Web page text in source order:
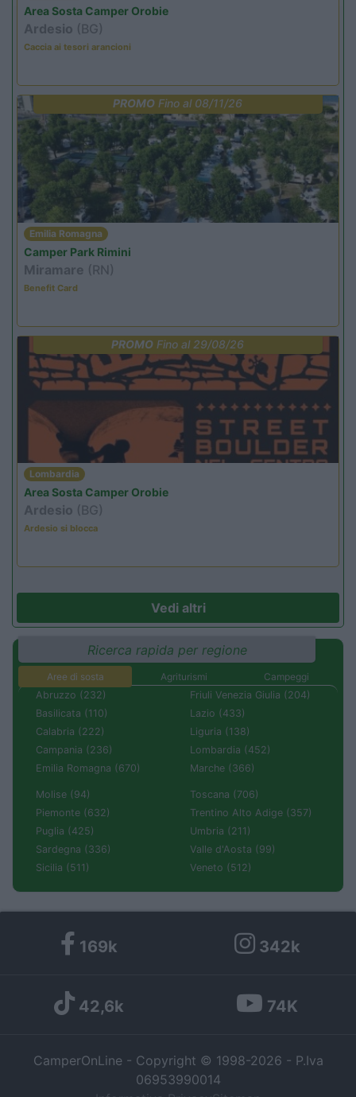
Area Sosta Camper Orobie
Ardesio (BG)
Caccia ai tesori arancioni
PROMO Fino al 08/11/26
Emilia Romagna
Camper Park Rimini
Miramare (RN)
Benefit Card
PROMO Fino al 29/08/26
Lombardia
Area Sosta Camper Orobie
Ardesio (BG)
Ardesio si blocca
Vedi altri
Ricerca rapida per regione
Aree di sosta Agriturismi
Campeggi
Abruzzo (232)
Basilicata (110)
Calabria (222)
Campania (236)
Emilia Romagna (670)
Friuli Venezia Giulia (204)
Lazio (433)
Liguria (138)
Lombardia (452)
Marche (366)
Molise (94)
Piemonte (632)
Puglia (425)
Sardegna (336)
Sicilia (511)
Toscana (706)
Trentino Alto Adige (357)
Umbria (211)
Valle d'Aosta (99)
Veneto (512)
169k 342k
42,6k 74K
CamperOnLine - Copyright © 1998-2026 - P.Iva
06953990014